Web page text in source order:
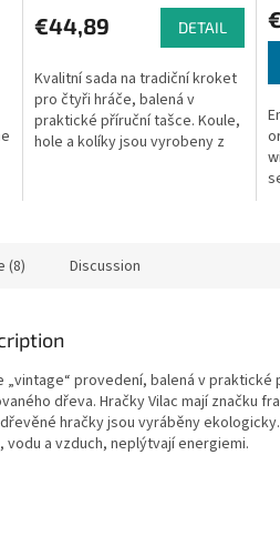
€44,89 DETAIL
Kvalitní sada na tradiční kroket
pro čtyři hráče, balená v
praktické příruční tašce. Koule,
hole a kolíky jsou vyrobeny z
(8) Discussion
„vintage“ provedení, balená v praktické
dřeva. Hračky Vilac mají značku
hračky jsou vyráběny
a vzduch, neplýtvají energiemi.